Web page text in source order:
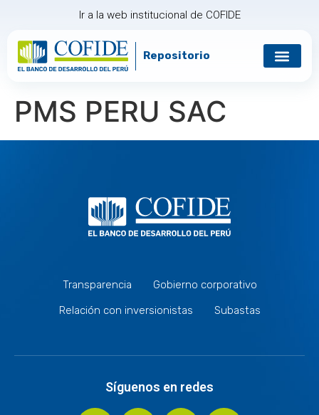
Ir a la web institucional de COFIDE
Repositorio
PMS PERU SAC
Transparencia
Gobierno corporativo
Relación con inversionistas
Subastas
Síguenos en redes